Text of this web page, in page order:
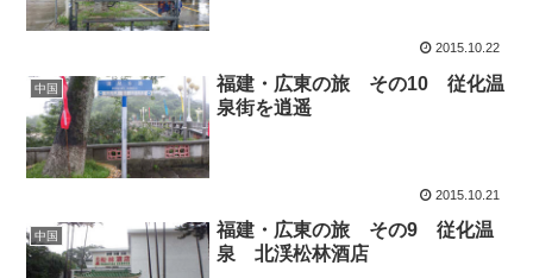
2015.10.22
中国
福建・広東の旅 その10 従化温
泉街を逍遥
2015.10.21
中国
福建・広東の旅 その9 従化温
泉 北渓松林酒店